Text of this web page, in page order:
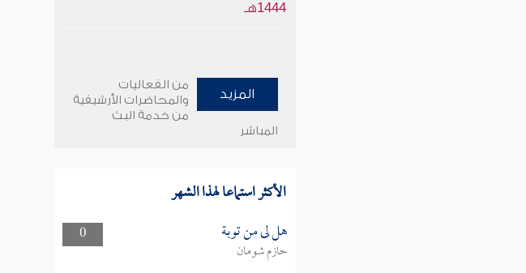
1444هـ
المزيد
من الفعاليات
والمحاضرات الأرشيفية
من خدمة البث
المباشر
الأكثر استماعا لهذا الشهر
0 هل لى من توبة
حازم شومان